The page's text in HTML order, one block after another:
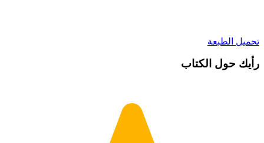
تحميل الطبعة
رأيك حول الكتاب